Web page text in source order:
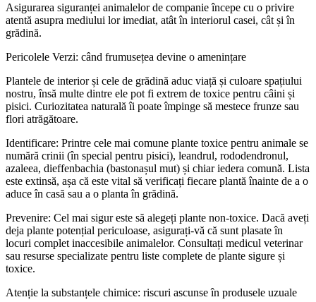
Asigurarea siguranței animalelor de companie începe cu o privire
atentă asupra mediului lor imediat, atât în interiorul casei, cât și în
grădină.
Pericolele Verzi: când frumusețea devine o amenințare
Plantele de interior și cele de grădină aduc viață și culoare spațiului
nostru, însă multe dintre ele pot fi extrem de toxice pentru câini și
pisici. Curiozitatea naturală îi poate împinge să mestece frunze sau
flori atrăgătoare.
Identificare: Printre cele mai comune plante toxice pentru animale se
numără crinii (în special pentru pisici), leandrul, rododendronul,
azaleea, dieffenbachia (bastonașul mut) și chiar iedera comună. Lista
este extinsă, așa că este vital să verificați fiecare plantă înainte de a o
aduce în casă sau a o planta în grădină.
Prevenire: Cel mai sigur este să alegeți plante non-toxice. Dacă aveți
deja plante potențial periculoase, asigurați-vă că sunt plasate în
locuri complet inaccesibile animalelor. Consultați medicul veterinar
sau resurse specializate pentru liste complete de plante sigure și
toxice.
Atenție la substanțele chimice: riscuri ascunse în produsele uzuale